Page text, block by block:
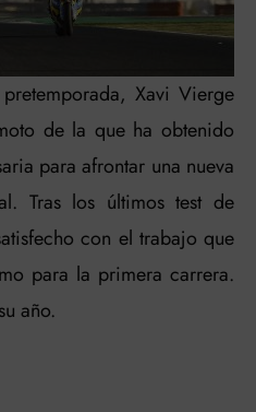
Xavi Vierge
de la que ha obtenido
para afrontar una nueva
Tras los últimos test de
con el trabajo que
para la primera carrera.
año.